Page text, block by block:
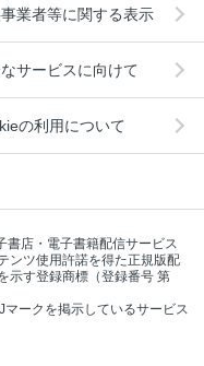
業者等に関する表示
サービスに向けて
の利用について
書店・電子書籍配信サービス
ンツ使用許諾を得た正規版配
示す登録商標（登録番号 第
ークを掲示しているサービス